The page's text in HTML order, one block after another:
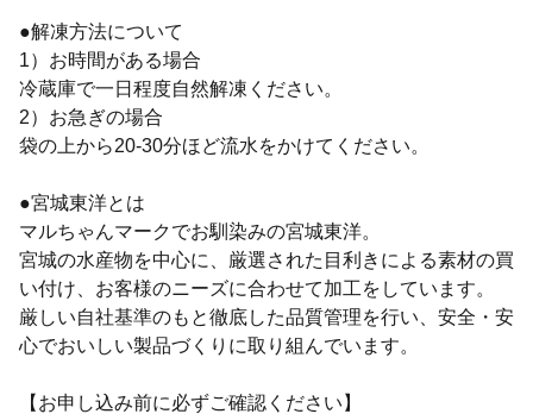
●解凍方法について
1）お時間がある場合
冷蔵庫で一日程度自然解凍ください。
2）お急ぎの場合
袋の上から20-30分ほど流水をかけてください。
●宮城東洋とは
マルちゃんマークでお馴染みの宮城東洋。
宮城の水産物を中心に、厳選された目利きによる素材の買
い付け、お客様のニーズに合わせて加工をしています。
厳しい自社基準のもと徹底した品質管理を行い、安全・安
心でおいしい製品づくりに取り組んでいます。
【お申し込み前に必ずご確認ください】